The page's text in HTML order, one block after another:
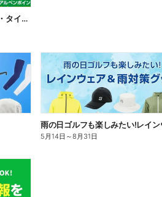
【店舗限定】テーラーメイド・タイトリストの対象ボールをまとめ買いで15%還元 屋号企画
5月14日 ～8月31日